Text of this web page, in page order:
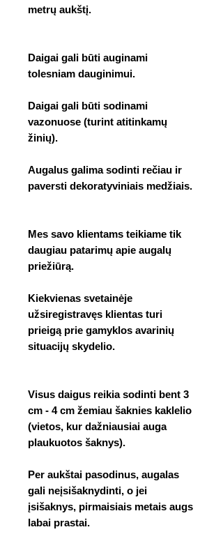
metrų aukštį.
Daigai gali būti auginami
tolesniam dauginimui.
Daigai gali būti sodinami
vazonuose (turint atitinkamų
žinių).
Augalus galima sodinti rečiau ir
paversti dekoratyviniais medžiais.
Mes savo klientams teikiame tik
daugiau patarimų apie augalų
priežiūrą.
Kiekvienas svetainėje
užsiregistravęs klientas turi
prieigą prie gamyklos avarinių
situacijų skydelio.
Visus daigus reikia sodinti bent 3
cm - 4 cm žemiau šaknies kaklelio
(vietos, kur dažniausiai auga
plaukuotos šaknys).
Per aukštai pasodinus, augalas
gali neįsišaknydinti, o jei
įsišaknys, pirmaisiais metais augs
labai prastai.